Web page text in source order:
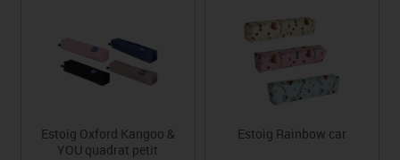
Estoig Oxford Kangoo &
YOU quadrat petit
Estoig Rainbow car